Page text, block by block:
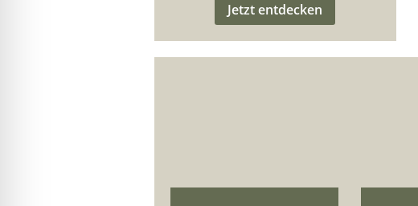
Jetzt entdecken